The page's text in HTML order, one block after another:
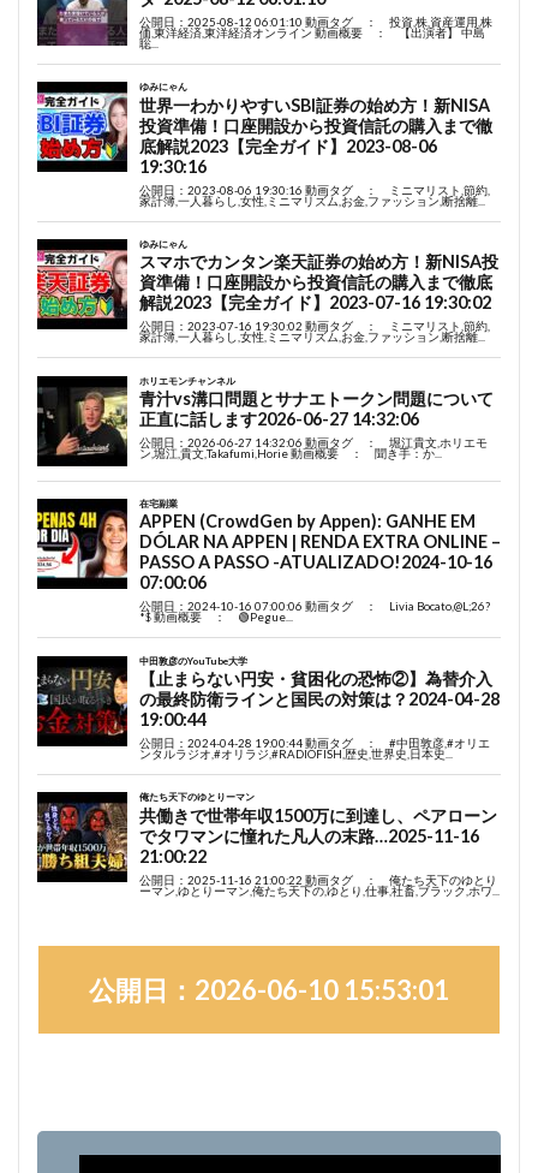
公開日：2026-06-10 15:53:01